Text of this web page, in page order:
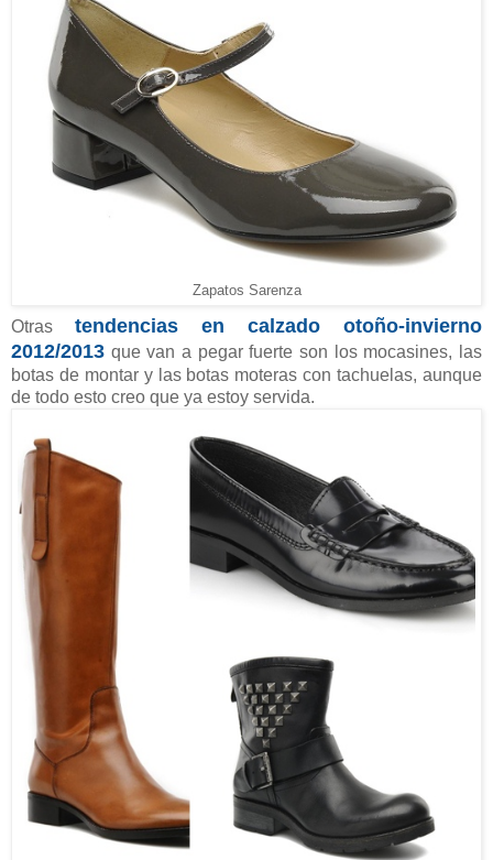
Zapatos Sarenza
Otras tendencias en calzado otoño-invierno
2012/2013 que van a pegar fuerte son los mocasines, las
botas de montar y las botas moteras con tachuelas, aunque
de todo esto creo que ya estoy servida.